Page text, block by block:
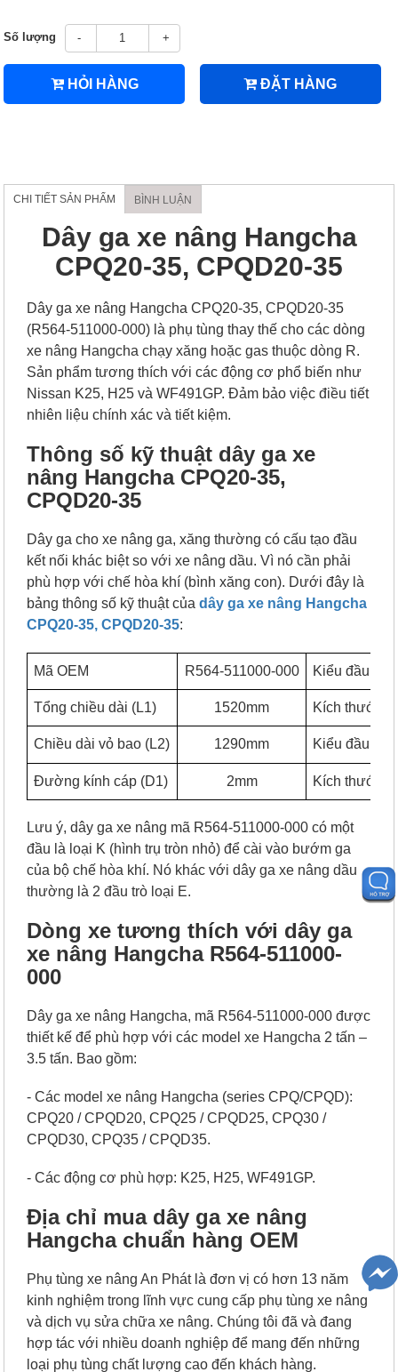
Số lượng - +
HỎI HÀNG ĐẶT HÀNG
CHI TIẾT SẢN PHẨM BÌNH LUẬN
Dây ga xe nâng Hangcha
CPQ20-35, CPQD20-35
Dây ga xe nâng Hangcha CPQ20-35, CPQD20-35
(R564-511000-000) là phụ tùng thay thế cho các dòng
xe nâng Hangcha chạy xăng hoặc gas thuộc dòng R.
Sản phẩm tương thích với các động cơ phổ biến như
Nissan K25, H25 và WF491GP. Đảm bảo việc điều tiết
nhiên liệu chính xác và tiết kiệm.
Thông số kỹ thuật dây ga xe
nâng Hangcha CPQ20-35,
CPQD20-35
Dây ga cho xe nâng ga, xăng thường có cấu tạo đầu
kết nối khác biệt so với xe nâng dầu. Vì nó cần phải
phù hợp với chế hòa khí (bình xăng con). Dưới đây là
bảng thông số kỹ thuật củadây ga xe nâng Hangcha
CPQ20-35, CPQD20-35:
Mã OEM R564-511000-000 Kiểu đầu 1
Tổng chiều dài (L1) 1520mm Kích thước
Chiều dài vỏ bao (L2) 1290mm Kiểu đầu 2
Đường kính cáp (D1) 2mm Kích thước
Lưu ý, dây ga xe nâng mã R564-511000-000 có một
đầu là loại K (hình trụ tròn nhỏ) để cài vào bướm ga
của bộ chế hòa khí. Nó khác với dây ga xe nâng dầu
thường là 2 đầu trò loại E.
Dòng xe tương thích với dây ga
xe nâng Hangcha R564-511000-
000
Dây ga xe nâng Hangcha, mã R564-511000-000 được
thiết kế để phù hợp với các model xe Hangcha 2 tấn –
3.5 tấn. Bao gồm:
- Các model xe nâng Hangcha (series CPQ/CPQD):
CPQ20 / CPQD20, CPQ25 / CPQD25, CPQ30 /
CPQD30, CPQ35 / CPQD35.
- Các động cơ phù hợp: K25, H25, WF491GP.
Địa chỉ mua dây ga xe nâng
Hangcha chuẩn hàng OEM
Phụ tùng xe nâng An Phát là đơn vị có hơn 13 năm
kinh nghiệm trong lĩnh vực cung cấp phụ tùng xe nâng
và dịch vụ sửa chữa xe nâng. Chúng tôi đã và đang
hợp tác với nhiều doanh nghiệp để mang đến những
loại phụ tùng chất lượng cao đến khách hàng.